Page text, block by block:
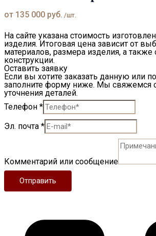
от 135 000 руб. /шт.
На сайте указана стоимость
изделия. Итоговая цена зависит от
материалов, размера изделия, а
конструкции.
Оставить заявку
Если вы хотите заказать данную или
заполните форму ниже. Мы свяжемся
уточнения деталей.
Телефон *
Эл. почта *
Комментарий или сообщение
Отправить